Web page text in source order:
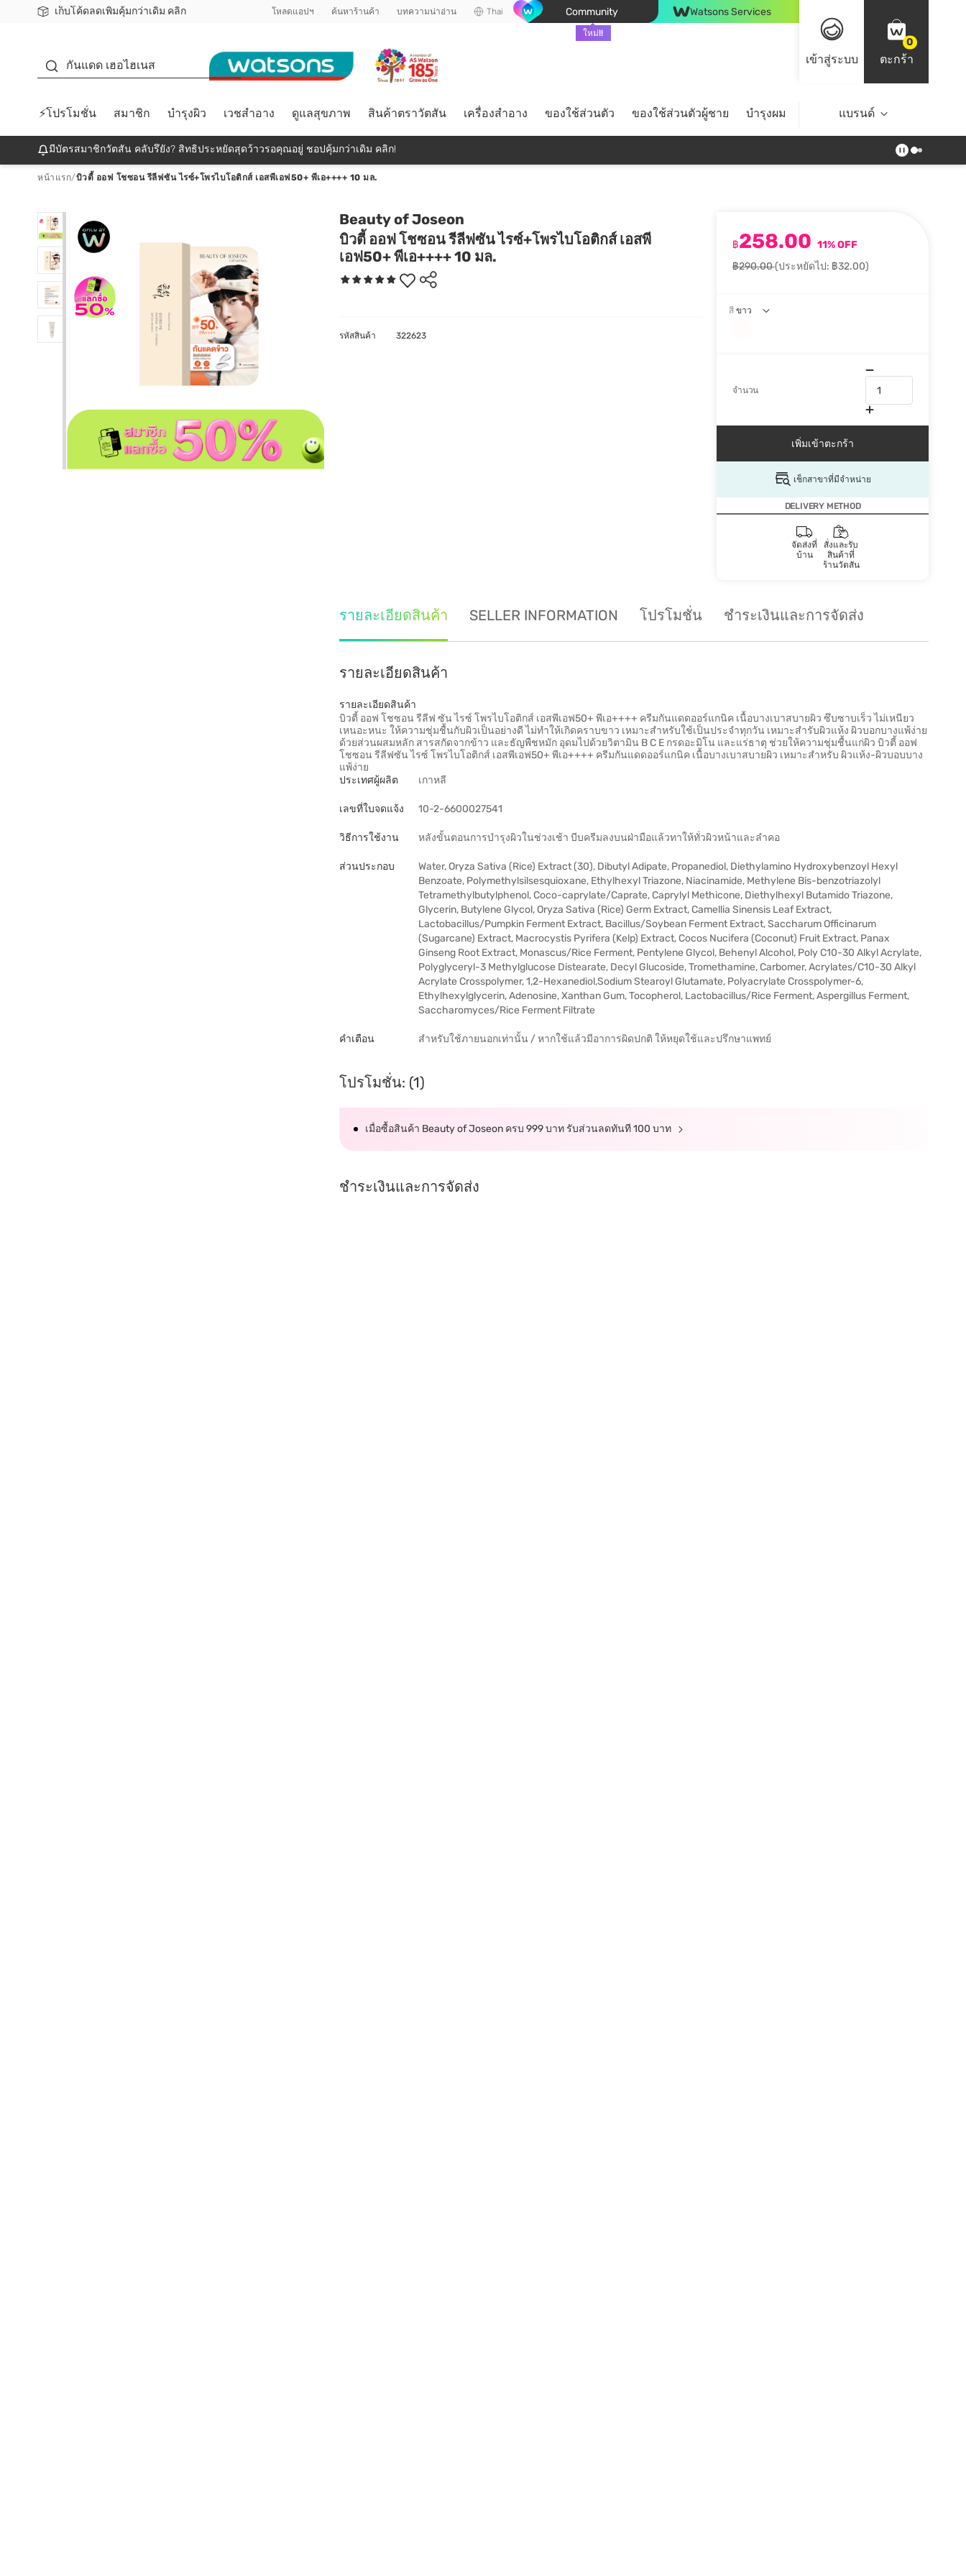
เก็บโค้ดลดเพิ่มคุ้มกว่าเดิม คลิก
ชอปออนไลน์ครั้งแรก ลดเพิ่มจุก ๆ 10%! 🎉
📦ส่งฟรี! เมื่อชอป 499฿
สมาชิกวัตสัน คลับดียังไง? โหลดแอปฯ ค้นหาร้านค้า บทความน่าอ่าน Thai Community
ใหม่!!
Watsons Services
เข้าสู่ระบบ
0
ตะกร้า
กันแดด เฮอไฮเนส
⚡โปรโมชั่น สมาชิก บำรุงผิว เวชสำอาง ดูแลสุขภาพ สินค้าตราวัตสัน เครื่องสำอาง ของใช้ส่วนตัว ของใช้ส่วนตัวผู้ชาย บำรุงผม ไลฟ์สไตล์ Top Brands
แบรนด์
มีบัตรสมาชิกวัตสัน คลับรึยัง? สิทธิประหยัดสุดว้าวรอคุณอยู่ ชอปคุ้มกว่าเดิม คลิก!
หน้าแรก/บิวตี้ ออฟ โชซอน รีลีฟซัน ไรซ์+โพรไบโอติกส์ เอสพีเอฟ50+ พีเอ++++ 10 มล.
Beauty of Joseon
บิวตี้ ออฟ โชซอน รีลีฟซัน ไรซ์+โพรไบโอติกส์ เอสพี
เอฟ50+ พีเอ++++ 10 มล.
฿258.00 11% OFF
฿290.00(ประหยัดไป: ฿32.00)
สี ขาว
จำนวน
เพิ่มเข้าตะกร้า
เช็กสาขาที่มีจำหน่าย
DELIVERY METHOD
จัดส่งที่
บ้าน
สั่งและรับ
สินค้าที่
ร้านวัตสัน
รหัสสินค้า 322623
รายละเอียดสินค้า SELLER INFORMATION โปรโมชั่น ชำระเงินและการจัดส่ง
รายละเอียดสินค้า
รายละเอียดสินค้า
บิวตี้ ออฟ โชซอน รีลีฟ ซัน ไรซ์ โพรไบโอติกส์ เอสพีเอฟ50+ พีเอ++++ ครีมกันแดดออร์แกนิค เนื้อบางเบาสบายผิว ซึบซาบเร็ว ไม่เหนียว
เหนอะหนะ ให้ความชุ่มชื้นกับผิวเป็นอย่างดี ไม่ทำให้เกิดคราบขาว เหมาะสำหรับใช้เป็นประจำทุกวัน เหมาะสำรับผิวแห้ง ผิวบอกบางแพ้ง่าย
ด้วยส่วนผสมหลัก สารสกัดจากข้าว และธัญพืชหมัก อุดมไปด้วยวิตามิน B C E กรดอะมิโน และแร่ธาตุ ช่วยให้ความชุ่มชื้นแก่ผิว บิวตี้ ออฟ
โชซอน รีลีฟซัน ไรซ์ โพรไบโอติกส์ เอสพีเอฟ50+ พีเอ++++ ครีมกันแดดออร์แกนิค เนื้อบางเบาสบายผิว เหมาะสำหรับ ผิวแห้ง-ผิวบอบบาง
แพ้ง่าย
ประเทศผู้ผลิต
เกาหลี
เลขที่ใบจดแจ้ง 10-2-6600027541
วิธีการใช้งาน หลังขั้นตอนการบำรุงผิวในช่วงเช้า บีบครีมลงบนฝ่ามือแล้วทาให้ทั่วผิวหน้าและลำคอ
ส่วนประกอบ
Water, Oryza Sativa (Rice) Extract (30), Dibutyl Adipate, Propanediol, Diethylamino Hydroxybenzoyl Hexyl
Benzoate, Polymethylsilsesquioxane, Ethylhexyl Triazone, Niacinamide, Methylene Bis-benzotriazolyl
Tetramethylbutylphenol, Coco-caprylate/Caprate, Caprylyl Methicone, Diethylhexyl Butamido Triazone,
Glycerin, Butylene Glycol, Oryza Sativa (Rice) Germ Extract, Camellia Sinensis Leaf Extract,
Lactobacillus/Pumpkin Ferment Extract, Bacillus/Soybean Ferment Extract, Saccharum Officinarum
(Sugarcane) Extract, Macrocystis Pyrifera (Kelp) Extract, Cocos Nucifera (Coconut) Fruit Extract, Panax
Ginseng Root Extract, Monascus/Rice Ferment, Pentylene Glycol, Behenyl Alcohol, Poly C10-30 Alkyl Acrylate,
Polyglyceryl-3 Methylglucose Distearate, Decyl Glucoside, Tromethamine, Carbomer, Acrylates/C10-30 Alkyl
Acrylate Crosspolymer, 1,2-Hexanediol,Sodium Stearoyl Glutamate, Polyacrylate Crosspolymer-6,
Ethylhexylglycerin, Adenosine, Xanthan Gum, Tocopherol, Lactobacillus/Rice Ferment, Aspergillus Ferment,
Saccharomyces/Rice Ferment Filtrate
คำเตือน สำหรับใช้ภายนอกเท่านั้น / หากใช้แล้วมีอาการผิดปกติ ให้หยุดใช้และปรึกษาแพทย์
โปรโมชั่น: (1)
เมื่อซื้อสินค้า Beauty of Joseon ครบ 999 บาท รับส่วนลดทันที 100 บาท
ชำระเงินและการจัดส่ง